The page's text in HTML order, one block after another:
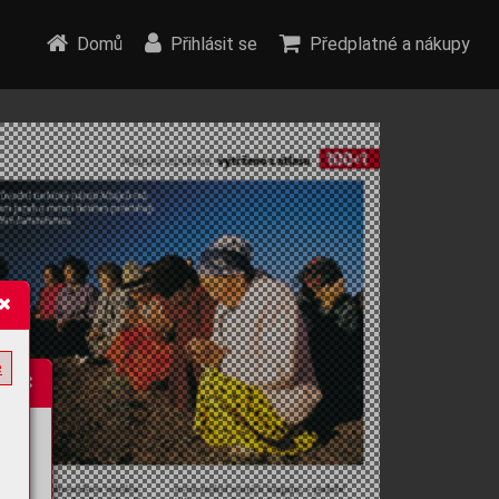
Domů Přihlásit se Předplatné a nákupy